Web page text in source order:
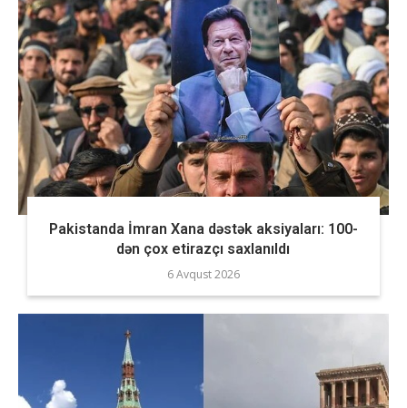
Pakistanda İmran Xana dəstək aksiyaları: 100-
dən çox etirazçı saxlanıldı
6 Avqust 2026